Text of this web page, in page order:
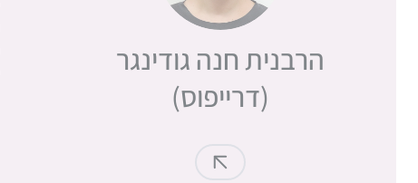
הרבנית חנה גודינגר
(דרייפוס)